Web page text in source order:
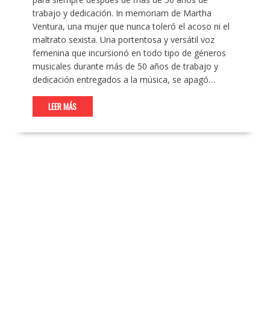
trabajo y dedicación. In memoriam de Martha
Ventura, una mujer que nunca toleró el acoso ni el
maltrato sexista. Una portentosa y versátil voz
femenina que incursionó en todo tipo de géneros
musicales durante más de 50 años de trabajo y
dedicación entregados a la música, se apagó…
LEER MÁS